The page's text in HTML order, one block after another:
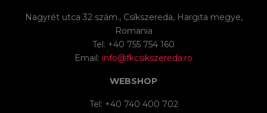
Nagyrét utca 32 szám., Csíkszereda, Hargita megye,
Romania
Tel: +40 755 754 160
Email: info@fkcsikszereda.ro
WEBSHOP
Tel: +40 740 400 702